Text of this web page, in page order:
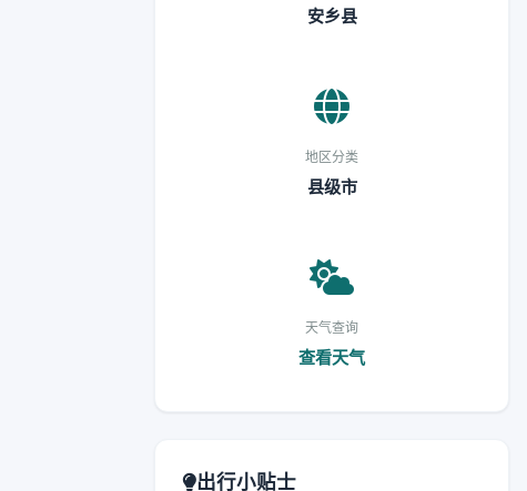
安乡县
地区分类
县级市
天气查询
查看天气
出行小贴士